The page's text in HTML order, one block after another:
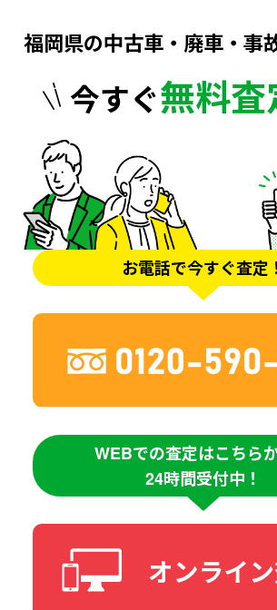
福岡県の中古車・廃車・事
今すぐ無料査
お電話で今すぐ査定
WEBでの査定はこちら
24時間受付中！